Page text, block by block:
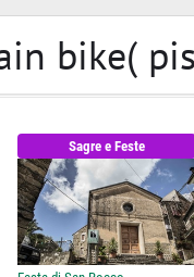
bike(
Sagre e Feste